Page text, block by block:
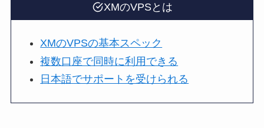
XMのVPSとは
XMのVPSの基本スペック
複数口座で同時に利用できる
日本語でサポートを受けられる